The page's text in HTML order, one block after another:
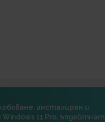
инсталиран и
Windows 11 Pro, ъпдейтнат